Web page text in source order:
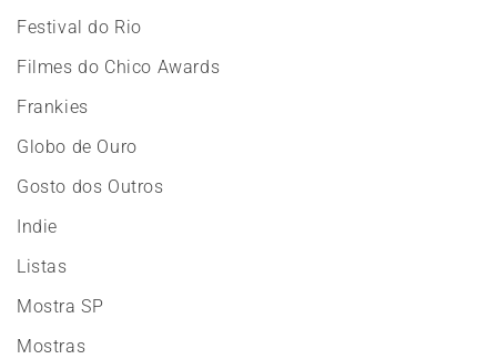
Festival do Rio
Filmes do Chico Awards
Frankies
Globo de Ouro
Gosto dos Outros
Indie
Listas
Mostra SP
Mostras